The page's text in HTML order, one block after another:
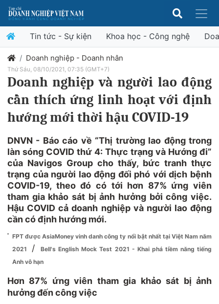
Tin tức - Sự kiện Khoa học - Công nghệ
Doanh nghiệp - Doanh nhân
Thứ Sáu, 08/10/2021, 07:35 (GMT+7)
Doanh nghiệp và người lao động
cần thích ứng linh hoạt với định
hướng mới thời hậu COVID-19
DNVN - Báo cáo về “Thị trường lao động trong
làn sóng COVID thứ 4: Thực trạng và Hướng đi”
của Navigos Group cho thấy, bức tranh thực
trạng của người lao động đối phó với dịch bệnh
COVID-19, theo đó có tới hơn 87% ứng viên
tham gia khảo sát bị ảnh hưởng bởi công việc.
Hậu COVID cả doanh nghiệp và người lao động
cần có định hướng mới.
FPT được AsiaMoney vinh danh công ty nổi bật nhất tại Việt Nam năm
2021
/
Bell's English Mock Test 2021 - Khai phá tiềm năng tiếng
Anh vô hạn
Hơn 87% ứng viên tham gia khảo sát bị ảnh
hưởng đến công việc